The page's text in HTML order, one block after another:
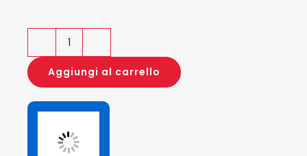
Preoccuparsi
dell'educativo
quantità
Aggiungi al carrello